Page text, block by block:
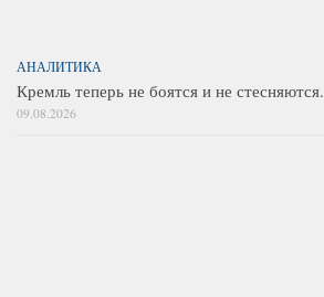
АНАЛИТИКА
Кремль теперь не боятся и не стесняются.
09.08.2026